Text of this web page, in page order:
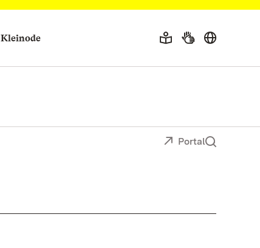
Kleinode
Portal